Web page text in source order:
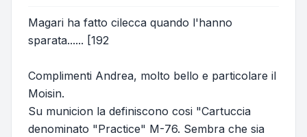
Magari ha fatto cilecca quando l'hanno
sparata...... [192
Complimenti Andrea, molto bello e particolare il
Moisin.
Su municion la definiscono cosi "Cartuccia
denominato "Practice" M-76. Sembra che sia